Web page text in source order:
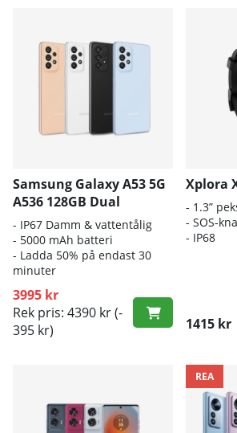
Samsung Galaxy A53 5G
A536 128GB Dual
- IP67 Damm & vattentålig
- 5000 mAh batteri
- Ladda 50% på endast 30
minuter
3995 kr
Rek pris: 4390 kr(-
395 kr)
Xplora
- 1.3”
- SOS-
- IP68
1415 kr
REA